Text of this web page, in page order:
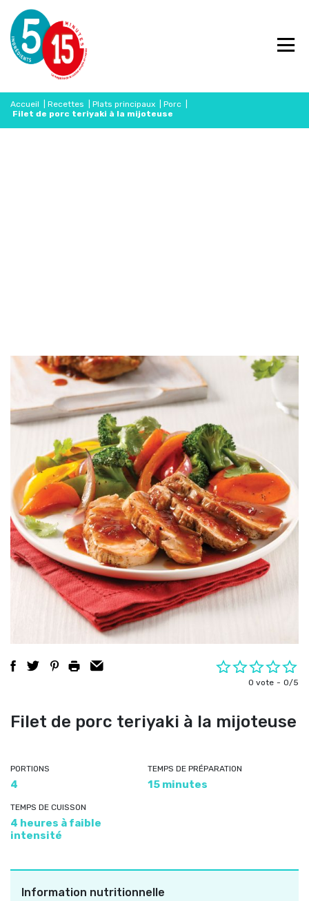
Accueil Recettes Plats principaux Porc
Filet de porc teriyaki à la mijoteuse
0 vote 0/5
Filet de porc teriyaki à la mijoteuse
PORTIONS
4
TEMPS DE PRÉPARATION
15 minutes
TEMPS DE CUISSON
4 heures à faible
intensité
Information nutritionnelle